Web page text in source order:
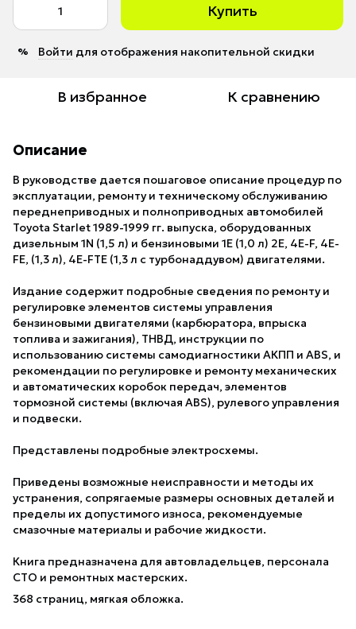
Купить
% Войти для отображения накопительной скидки
В избранное К сравнению
Описание
В руководстве дается пошаговое описание процедур по
эксплуатации, ремонту и техническому обслуживанию
переднеприводных и полноприводных автомобилей
Toyota Starlet 1989-1999 гг. выпуска, оборудованных
дизельным 1N (1,5 л) и бензиновыми 1E (1,0 л) 2E, 4E-F, 4E-
FE, (1,3 л), 4E-FTE (1,3 л c турбонаддувом) двигателями.
Издание содержит подробные сведения по ремонту и
регулировке элементов системы управления
бензиновыми двигателями (карбюратора, впрыска
топлива и зажигания), ТНВД, инструкции по
использованию системы самодиагностики АКПП и ABS, и
рекомендации по регулировке и ремонту механических
и автоматических коробок передач, элементов
тормозной системы (включая ABS), рулевого управления
и подвески.
Представлены подробные электросхемы.
Приведены возможные неисправности и методы их
устранения, сопрягаемые размеры основных деталей и
пределы их допустимого износа, рекомендуемые
смазочные материалы и рабочие жидкости.
Книга предназначена для автовладельцев, персонала
СТО и ремонтных мастерских.
368 страниц, мягкая обложка.